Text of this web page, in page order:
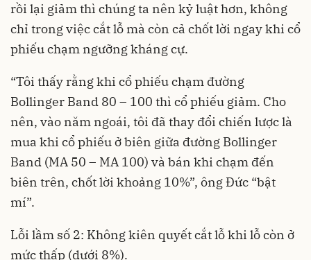
rồi lại giảm thì chúng ta nên kỷ luật hơn, không
chỉ trong việc cắt lỗ mà còn cả chốt lời ngay khi cổ
phiếu chạm ngưỡng kháng cự.
“Tôi thấy rằng khi cổ phiếu chạm đường
Bollinger Band 80 – 100 thì cổ phiếu giảm. Cho
nên, vào năm ngoái, tôi đã thay đổi chiến lược là
mua khi cổ phiếu ở biên giữa đường Bollinger
Band (MA 50 – MA 100) và bán khi chạm đến
biên trên, chốt lời khoảng 10%”, ông Đức “bật
mí”.
Lỗi lầm số 2: Không kiên quyết cắt lỗ khi lỗ còn ở
mức thấp (dưới 8%).